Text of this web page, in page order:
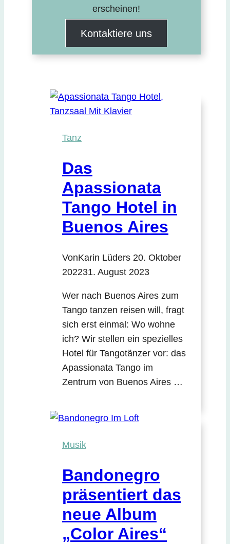
erscheinen!
Kontaktiere uns
Tanz
Das
Apassionata
Tango Hotel in
Buenos Aires
VonKarin Lüders 20. Oktober
202231. August 2023
Wer nach Buenos Aires zum
Tango tanzen reisen will, fragt
sich erst einmal: Wo wohne
ich? Wir stellen ein spezielles
Hotel für Tangotänzer vor: das
Apassionata Tango im
Zentrum von Buenos Aires …
Musik
Bandonegro
präsentiert das
neue Album
„Color Aires“